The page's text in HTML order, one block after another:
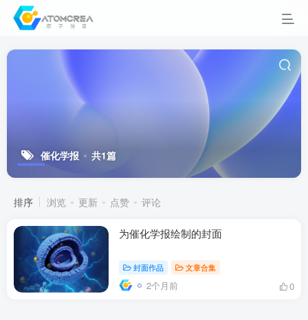
催化学报 共1篇
排序 浏览 更新 点赞 评论
为催化学报绘制的封面
封面作品 文章合集
2个月前 0